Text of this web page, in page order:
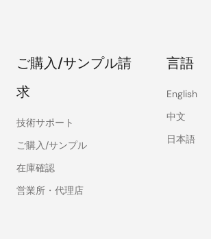
ご購入/サンプル請
求
技術サポート
ご購入/サンプル
在庫確認
営業所・代理店
言語
English
中文
日本語